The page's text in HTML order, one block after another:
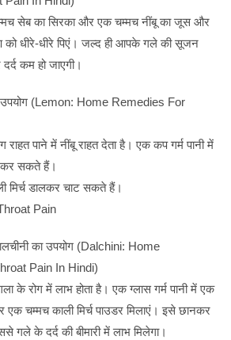
सेब का सिरका और एक चम्मच नींबू का जूस और
को धीरे-धीरे पिएं। जल्द ही आपके गले की सूजन
कम हो जाएगी।
उपयोग (Lemon: Home Remedies For
पाने में नींबू राहत देता है। एक कप गर्म पानी में
कर सकते हैं।
डालकर चाट सकते हैं।
Pain
का उपयोग (Dalchini: Home
Pain In Hindi)
के रोग में लाभ होता है। एक ग्लास गर्म पानी में एक
एक चम्मच काली मिर्च पाउडर मिलाएं। इसे छानकर
गले के दर्द की बीमारी में लाभ मिलेगा।